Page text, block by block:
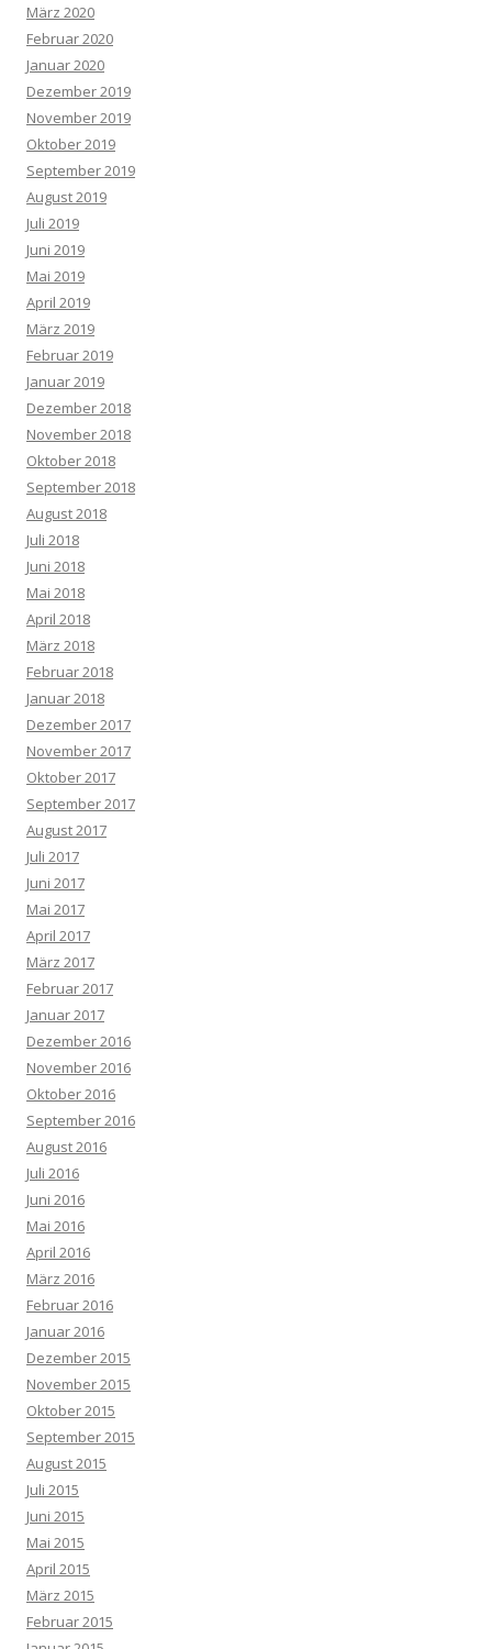
März 2020
Februar 2020
Januar 2020
Dezember 2019
November 2019
Oktober 2019
September 2019
August 2019
Juli 2019
Juni 2019
Mai 2019
April 2019
März 2019
Februar 2019
Januar 2019
Dezember 2018
November 2018
Oktober 2018
September 2018
August 2018
Juli 2018
Juni 2018
Mai 2018
April 2018
März 2018
Februar 2018
Januar 2018
Dezember 2017
November 2017
Oktober 2017
September 2017
August 2017
Juli 2017
Juni 2017
Mai 2017
April 2017
März 2017
Februar 2017
Januar 2017
Dezember 2016
November 2016
Oktober 2016
September 2016
August 2016
Juli 2016
Juni 2016
Mai 2016
April 2016
März 2016
Februar 2016
Januar 2016
Dezember 2015
November 2015
Oktober 2015
September 2015
August 2015
Juli 2015
Juni 2015
Mai 2015
April 2015
März 2015
Februar 2015